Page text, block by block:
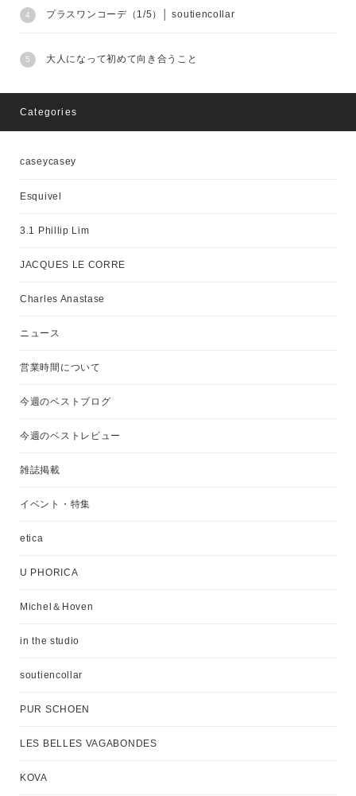
プラスワンコーデ（1/5）│ soutiencollar
大人になって初めて向き合うこと
Categories
caseycasey
Esquivel
3.1 Phillip Lim
JACQUES LE CORRE
Charles Anastase
ニュース
営業時間について
今週のベストブログ
今週のベストレビュー
雑誌掲載
イベント・特集
etica
U PHORICA
Michel＆Hoven
in the studio
soutiencollar
PUR SCHOEN
LES BELLES VAGABONDES
KOVA